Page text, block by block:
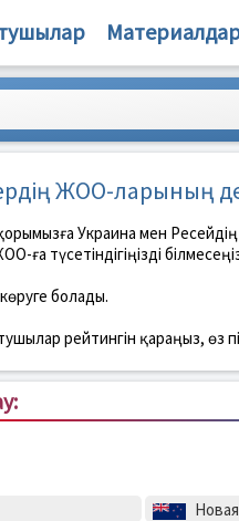
ЖОО-ларының
Украина мен
ға түсетіндігіңізді
болады.
рейтингін қараңыз, өз